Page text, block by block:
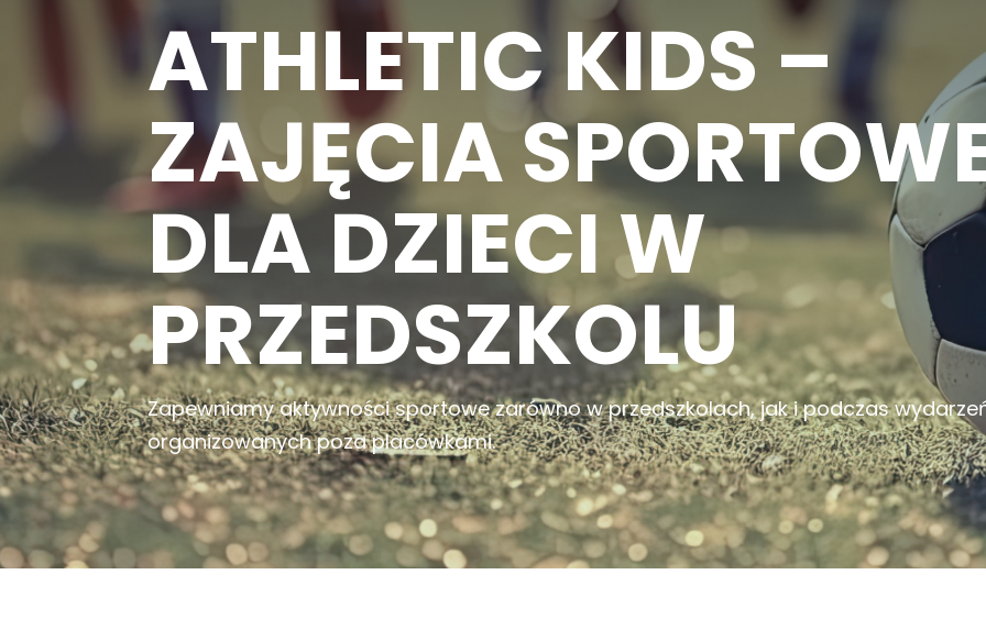
ATHLETIC KIDS –
ZAJĘCIA
DLA DZIECI W
PRZEDSZKOLU
Zapewniamy aktywności sportowe zarówno w przedszkolach, jak i podczas
organizowanych poza placówkami.